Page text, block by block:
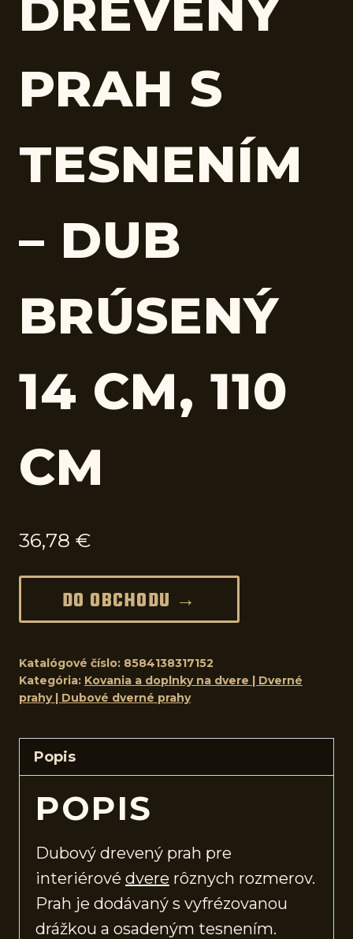
DREVENÝ
PRAH S
TESNENÍM
– DUB
BRÚSENÝ
14 CM, 110
CM
36,78 €
DO OBCHODU →
Katalógové číslo: 8584138317152
Kategória: Kovania a doplnky na dvere | Dverné
prahy | Dubové dverné prahy
Popis
POPIS
Dubový drevený prah pre
interiérové dvere rôznych rozmerov.
Prah je dodávaný s vyfrézovanou
drážkou a osadeným tesnením.